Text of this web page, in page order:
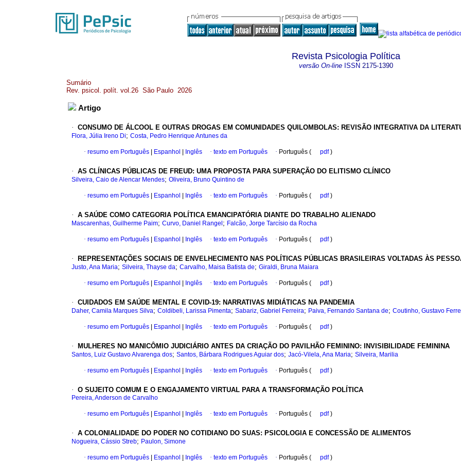
Revista Psicologia Política
versão On-lineISSN 2175-1390
Sumário
Rev. psicol. polít. vol.26 São Paulo 2026
Artigo
· CONSUMO DE ÁLCOOL E OUTRAS DROGAS EM COMUNIDADES QUILOMBOLAS: REVISÃO INTEGRATIVA DA
Flora, Júlia Ireno Di; Costa, Pedro Henrique Antunes da
· resumo em Português Espanhol Inglês · texto em Português · Português ( pdf)
· AS CLÍNICAS PÚBLICAS DE FREUD: UMA PROPOSTA PARA SUPERAÇÃO DO ELITISMO CLÍNICO
Silveira, Caio de Alencar Mendes; Oliveira, Bruno Quintino de
· resumo em Português Espanhol Inglês · texto em Português · Português ( pdf)
· A SAÚDE COMO CATEGORIA POLÍTICA EMANCIPATÓRIA DIANTE DO TRABALHO ALIENADO
Mascarenhas, Guilherme Paim; Curvo, Daniel Rangel ; Falcão, Jorge Tarcísio da Rocha
· resumo em Português Espanhol Inglês · texto em Português · Português ( pdf)
· REPRESENTAÇÕES SOCIAIS DE ENVELHECIMENTO NAS POLÍTICAS PÚBLICAS BRASILEIRAS VOLTADAS ÀS
Justo, Ana Maria; Silveira, Thayse da; Carvalho, Maisa Batista de; Giraldi, Bruna Maiara
· resumo em Português Espanhol Inglês · texto em Português · Português ( pdf)
· CUIDADOS EM SAÚDE MENTAL E COVID-19: NARRATIVAS MIDIÁTICAS NA PANDEMIA
Daher, Camila Marques Silva; Coldibeli, Larissa Pimenta; Sabariz, Gabriel Ferreira; Paiva, Fernando Santana de; Coutinho, Gustavo
· resumo em Português Espanhol Inglês · texto em Português · Português ( pdf)
· MULHERES NO MANICÔMIO JUDICIÁRIO ANTES DA CRIAÇÃO DO PAVILHÃO FEMININO: INVISIBILIDADE FEMININA
Santos, Luiz Gustavo Alvarenga dos; Santos, Bárbara Rodrigues Aguiar dos; Jacó-Vilela, Ana Maria; Silveira, Marilia
· resumo em Português Espanhol Inglês · texto em Português · Português ( pdf)
· O SUJEITO COMUM E O ENGAJAMENTO VIRTUAL PARA A TRANSFORMAÇÃO POLÍTICA
Pereira, Anderson de Carvalho
· resumo em Português Espanhol Inglês · texto em Português · Português ( pdf)
· A COLONIALIDADE DO PODER NO COTIDIANO DO SUAS: PSICOLOGIA E CONCESSÃO DE ALIMENTOS
Nogueira, Cássio Streb; Paulon, Simone
· resumo em Português Espanhol Inglês · texto em Português · Português ( pdf)